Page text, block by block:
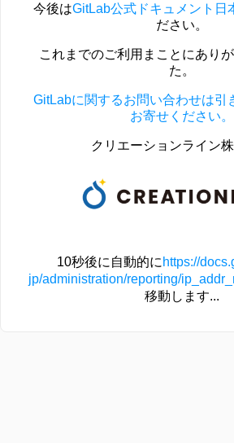
今後はGitLab公式ドキュメント日
ださい。
これまでのご利用まことにあり
た。
GitLabに関するお問い合わせは引
お寄せください。
クリエーションライン
10秒後に自動的に https://
jp/administration/reporting/
移動します...